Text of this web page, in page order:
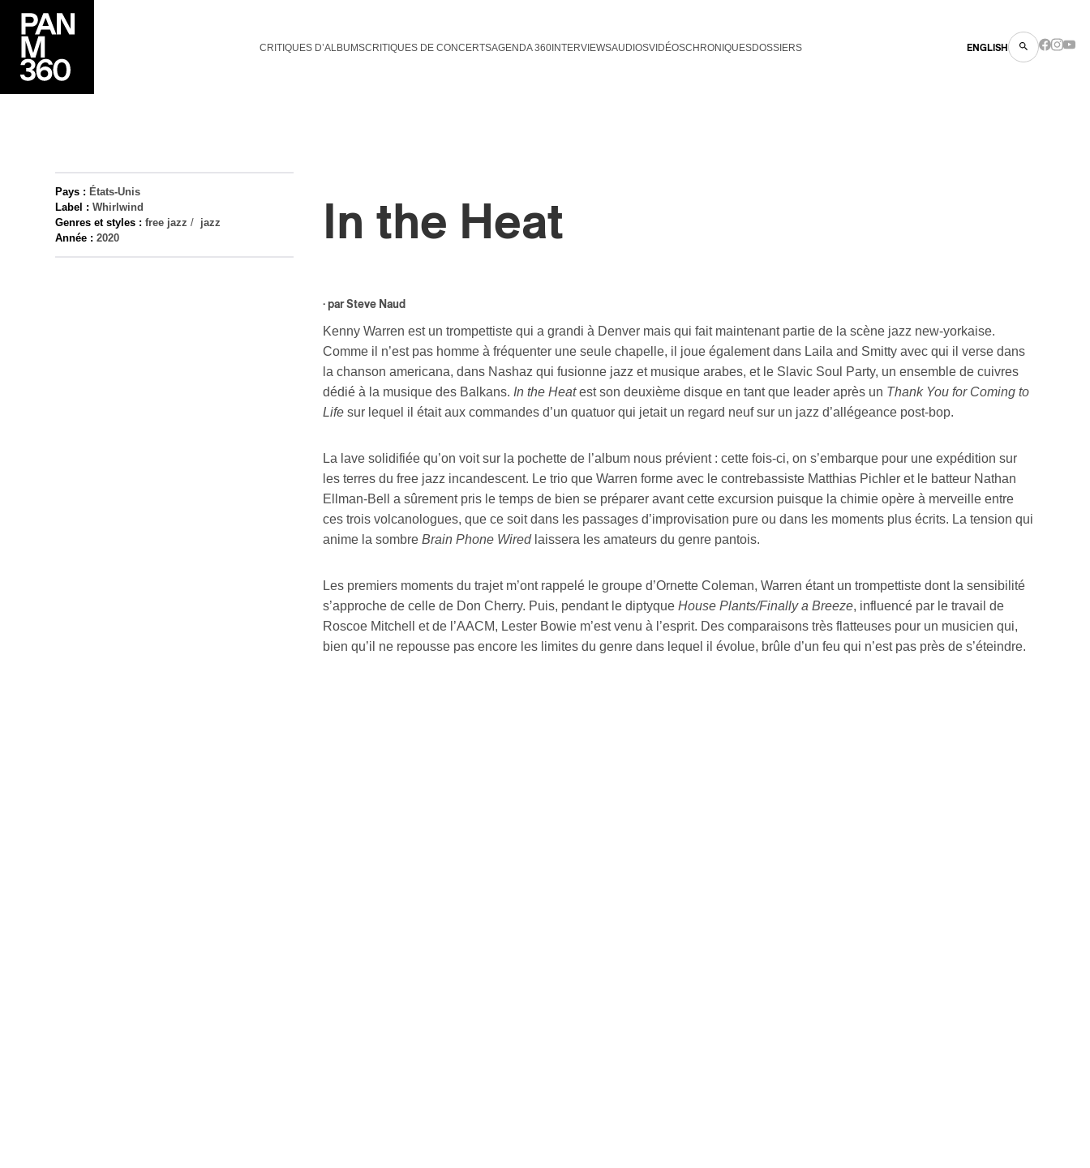
CRITIQUES D’ALBUMSCRITIQUES DE CONCERTSAGENDA 360INTERVIEWSAUDIOSVIDÉOSCHRONIQUESDOSSIERS ENGLISH
Pays : États-Unis
Label : Whirlwind
Genres et styles : free jazz / jazz
Année : 2020 In the Heat
· parSteve Naud
Kenny Warren est un trompettiste qui a grandi à Denver mais qui fait maintenant partie de la scène jazz new-yorkaise.
Comme il n’est pas homme à fréquenter une seule chapelle, il joue également dans Laila and Smitty avec qui il verse dans
la chanson americana, dans Nashaz qui fusionne jazz et musique arabes, et le Slavic Soul Party, un ensemble de cuivres
dédié à la musique des Balkans. In the Heatest son deuxième disque en tant que leader après un Thank You for Coming to
Life sur lequel il était aux commandes d’un quatuor qui jetait un regard neuf sur un jazz d’allégeance post-bop.
La lave solidifiée qu’on voit sur la pochette de l’album nous prévient : cette fois-ci, on s’embarque pour une expédition sur
les terres du free jazz incandescent. Le trio que Warren forme avec le contrebassiste Matthias Pichler et le batteur Nathan
Ellman-Bell a sûrement pris le temps de bien se préparer avant cette excursion puisque la chimie opère à merveille entre
ces trois volcanologues, que ce soit dans les passages d’improvisation pure ou dans les moments plus écrits. La tension qui
anime la sombre Brain Phone Wiredlaissera les amateurs du genre pantois.
Les premiers moments du trajet m’ont rappelé le groupe d’Ornette Coleman, Warren étant un trompettiste dont la sensibilité
s’approche de celle de Don Cherry. Puis, pendant le diptyque House Plants/Finally a Breeze, influencé par le travail de
Roscoe Mitchell et de l’AACM, Lester Bowie m’est venu à l’esprit. Des comparaisons très flatteuses pour un musicien qui,
bien qu’il ne repousse pas encore les limites du genre dans lequel il évolue, brûle d’un feu qui n’est pas près de s’éteindre.